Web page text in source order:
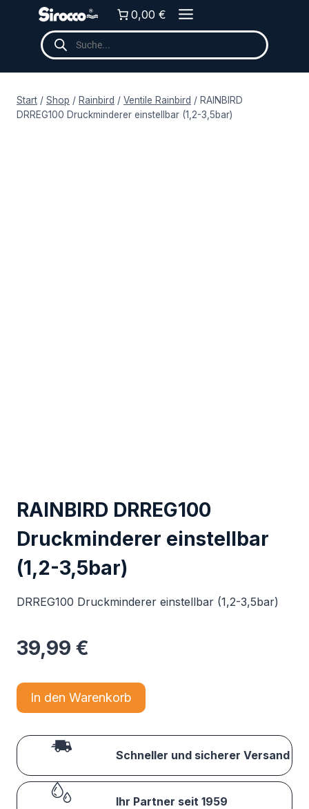
springen
0,00 €
Products
search
Start / Shop / Rainbird / Ventile Rainbird / RAINBIRD
DRREG100 Druckminderer einstellbar (1,2-3,5bar)
RAINBIRD DRREG100
Druckminderer einstellbar
(1,2-3,5bar)
DRREG100 Druckminderer einstellbar (1,2-3,5bar)
39,99 €
In den Warenkorb
Schneller und sicherer Versand
Ihr Partner seit 1959